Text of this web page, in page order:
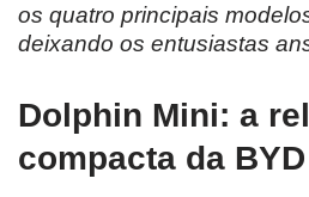
os quatro principais
deixando os entusiastas
Dolphin Mini: a
compacta da BYD